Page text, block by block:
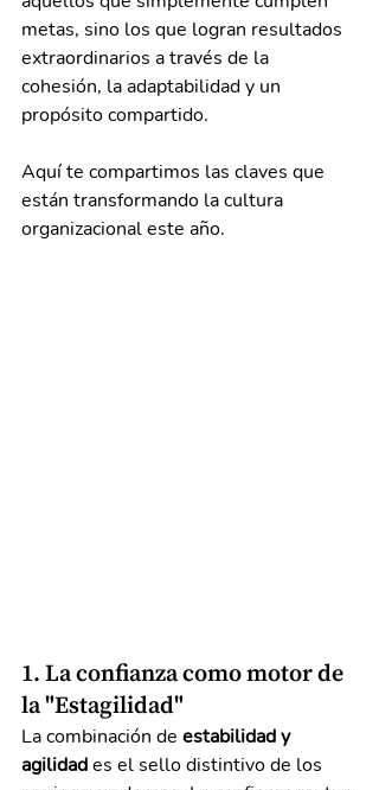
metas, sino los que logran resultados
extraordinarios a través de la
cohesión, la adaptabilidad y un
propósito compartido.
Aquí te compartimos las claves que
están transformando la cultura
organizacional este año.
1. La confianza como motor de
la "Estagilidad"
La combinación de estabilidad y
agilidad es el sello distintivo de los